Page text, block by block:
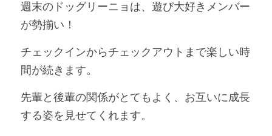
週末のドッグリーニョは、遊び大好きメンバー
が勢揃い！
チェックインからチェックアウトまで楽しい時
間が続きます。
先輩と後輩の関係がとてもよく、お互いに成長
する姿を見せてくれます。